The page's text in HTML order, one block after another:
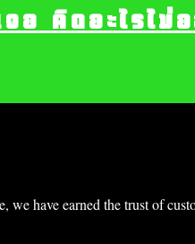
we have earned the trust of
จอ คิดอะไรไ